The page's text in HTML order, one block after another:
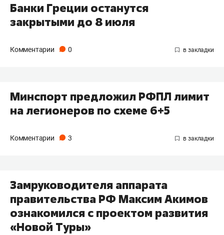
Банки Греции останутся
закрытыми до 8 июля
Комментарии 0
Минспорт предложил РФПЛ лимит
на легионеров по схеме 6+5
Комментарии 3
Замруководителя аппарата
правительства РФ Максим Акимов
ознакомился с проектом развития
«Новой Туры»